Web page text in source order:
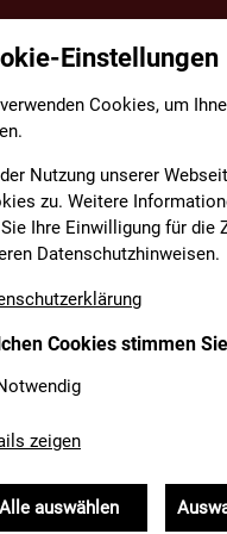
FACHBEREICHE
Doris
Prommesberger als
Einstellungen
Cookies, um
Nutzung unserer
zu. Weitere
Ihre Einwilligung für die
Datenschutzhinweisen.
Cookies stimmen
zeigen
Alle auswählen